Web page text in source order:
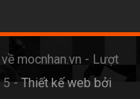
mocnhan.vn - Lượt
5 - Thiết kế web bởi